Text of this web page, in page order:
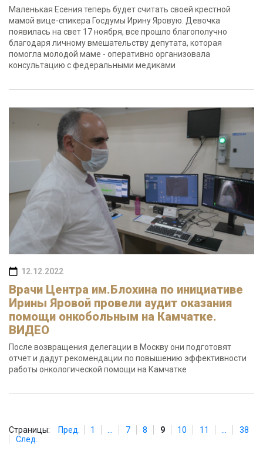
Маленькая Есения теперь будет считать своей крестной
мамой вице-спикера Госдумы Ирину Яровую. Девочка
появилась на свет 17 ноября, все прошло благополучно
благодаря личному вмешательству депутата, которая
помогла молодой маме - оперативно организовала
консультацию с федеральными медиками
12.12.2022
Врачи Центра им.Блохина по инициативе
Ирины Яровой провели аудит оказания
помощи онкобольным на Камчатке.
ВИДЕО
После возвращения делегации в Москву они подготовят
отчет и дадут рекомендации по повышению эффективности
работы онкологической помощи на Камчатке
Страницы: Пред. 1 7 8 9 10 11
38
След.